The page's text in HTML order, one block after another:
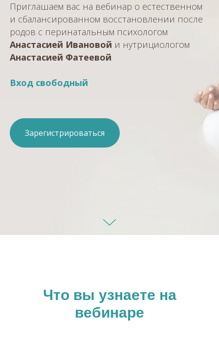
Приглашаем вас на вебинар о естественном
и сбалансированном восстановлении после
родов с перинатальным психологом
Анастасией Ивановой и нутрициологом
Анастасией Фатеевой
Вход свободный
Зарегистрироваться
Что вы узнаете на
вебинаре